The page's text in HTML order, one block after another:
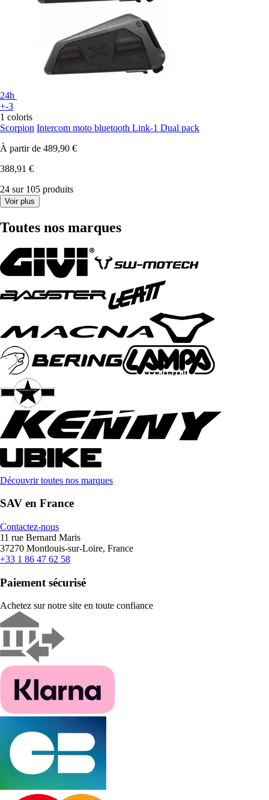
24h
+-3
1 coloris
Scorpion Intercom moto bluetooth Link-1 Dual pack
À partir de 489,90 €
388,91 €
24 sur 105 produits
Voir plus
Toutes nos marques
Découvrir toutes nos marques
SAV en France
Contactez-nous
11 rue Bernard Maris
37270 Montlouis-sur-Loire, France
+33 1 86 47 62 58
Paiement sécurisé
Achetez sur notre site en toute confiance